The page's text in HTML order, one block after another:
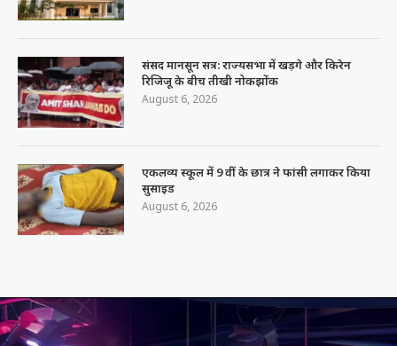
संसद मानसून सत्र: राज्यसभा में खड़गे और किरेन
रिजिजू के बीच तीखी नोकझोंक
August 6, 2026
एकलव्य स्कूल में 9 वीं के छात्र ने फांसी लगाकर किया
सुसाइड
August 6, 2026